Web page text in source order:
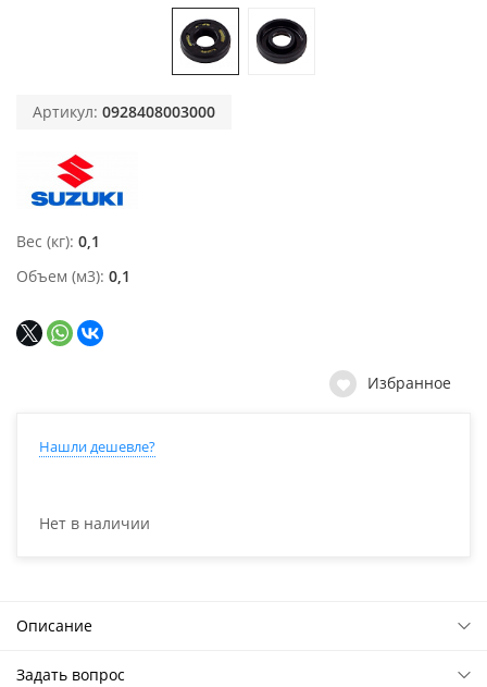
Артикул: 0928408003000
Вес (кг) 0,1
Объем (м3) 0,1
Избранное
Нашли дешевле?
Нет в наличии
Описание
Задать вопрос